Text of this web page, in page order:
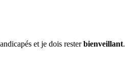
et je dois resterbienveillant.